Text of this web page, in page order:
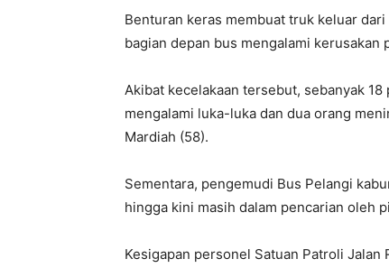
Benturan keras membuat truk keluar
bagian depan bus mengalami kerusakan
Akibat kecelakaan tersebut, sebanyak
mengalami luka-luka dan dua orang
Mardiah (58).
Sementara, pengemudi Bus Pelangi
hingga kini masih dalam pencarian oleh
Kesigapan personel Satuan Patroli Jalan